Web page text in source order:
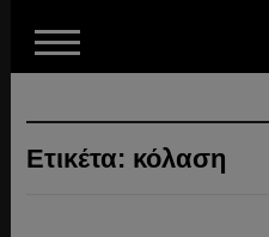
Ετικέτα: κόλαση